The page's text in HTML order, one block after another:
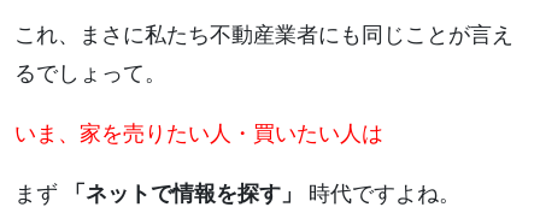
これ、まさに私たち不動産業者にも同じことが言え
るでしょって。
いま、家を売りたい人・買いたい人は
まず 「ネットで情報を探す」 時代ですよね。